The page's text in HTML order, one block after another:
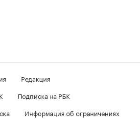
Редакция
Подписка на РБК
Информация об ограничениях